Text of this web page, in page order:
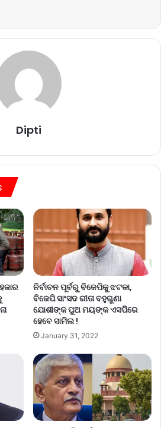
Dipti
ନିର୍ବାଚନ ପୂର୍ବରୁ ବିଜେପିକୁ ଝଟକା,
ବିଜେପି ସାଂସଦ ରୀତା ବହୁଗୁଣା
ଯୋଶୀଙ୍କ ପୁଅ ମୟଙ୍କ ଏସପିରେ
ହେବେ ସାମିଲ !
January 31, 2022